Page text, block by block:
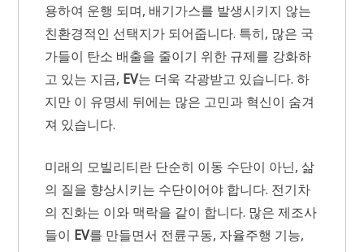
용하여 운행 되며, 배기가스를 발생시키지 않는
친환경적인 선택지가 되어줍니다. 특히, 많은 국
가들이 탄소 배출을 줄이기 위한 규제를 강화하
고 있는 지금, EV는 더욱 각광받고 있습니다. 하
지만 이 유명세 뒤에는 많은 고민과 혁신이 숨겨
져 있습니다.
미래의 모빌리티란 단순히 이동 수단이 아닌, 삶
의 질을 향상시키는 수단이어야 합니다. 전기차
의 진화는 이와 맥락을 같이 합니다. 많은 제조사
들이 EV를 만들면서 전륜구동, 자율주행 기능,